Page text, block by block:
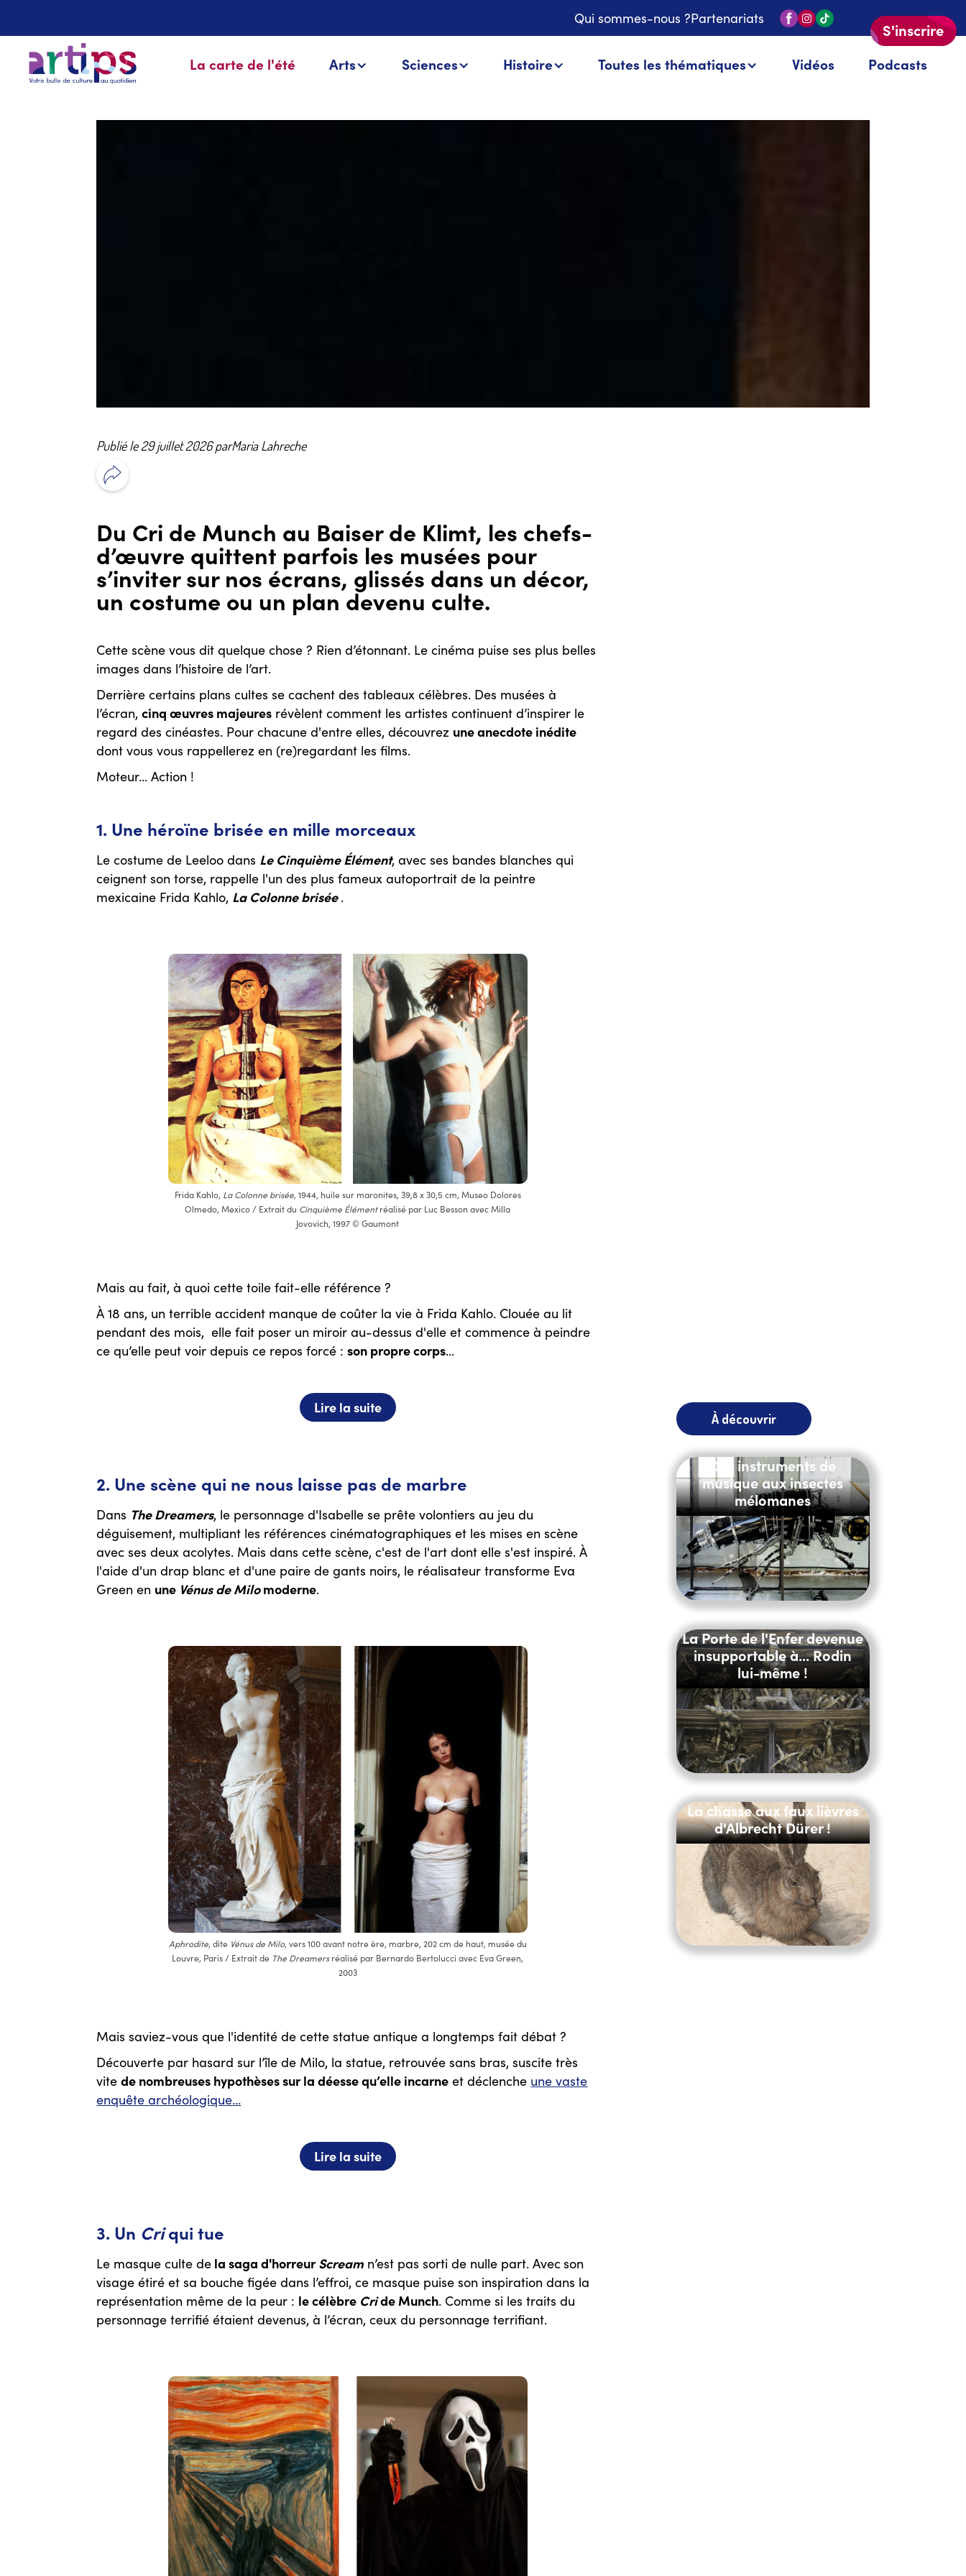
Qui sommes-nous ?Partenariats
La carte de l'été Arts Sciences Histoire Toutes les thématiques Vidéos Podcasts
S'inscrire
Publié le 29 juillet 2026 parMaria Lahreche
Du Cri de Munch au Baiser de Klimt, les chefs-
d’œuvre quittent parfois les musées pour
s’inviter sur nos écrans, glissés dans un décor,
un costume ou un plan devenu culte.
Cette scène vous dit quelque chose ? Rien d’étonnant. Le cinéma puise ses plus belles
images dans l’histoire de l’art.
Derrière certains plans cultes se cachent des tableaux célèbres. Des musées à
l’écran,cinq œuvres majeures révèlent comment les artistes continuent d’inspirer le
regard des cinéastes. Pour chacune d'entre elles, découvrez une anecdote inédite
dont vous vous rappellerez en (re)regardant les films.
Moteur... Action !
1. Une héroïne brisée en mille morceaux
Le costume de Leeloo dans Le Cinquième Élément, avec ses bandes blanches qui
ceignent son torse, rappelle l'un des plus fameux autoportrait de la peintre
mexicaine Frida Kahlo, La Colonne brisée.
Frida Kahlo, La Colonne brisée, 1944, huile sur maronites, 39,8 x 30,5 cm, Museo Dolores
Olmedo, Mexico / Extrait du Cinquième Élémentréalisé par Luc Besson avec Milla
Jovovich, 1997 © Gaumont
Mais au fait, à quoi cette toile fait-elle référence ?
À 18 ans, un terrible accident manque de coûter la vie à Frida Kahlo. Clouée au lit
pendant des mois, elle fait poser un miroir au-dessus d'elle et commence à peindre
ce qu’elle peut voir depuis ce repos forcé :son propre corps...
Lire la suite
2. Une scène qui ne nous laisse pas de marbre
Dans The Dreamers, le personnage d'Isabelle se prête volontiers au jeu du
déguisement, multipliant les références cinématographiques et les mises en scène
avec ses deux acolytes. Mais dans cette scène, c'est de l'art dont elle s'est inspiré. À
l'aide d'un drap blanc et d'une paire de gants noirs, le réalisateur transforme Eva
Green en une Vénus de Milomoderne.
Aphrodite, dite Vénus de Milo, vers 100 avant notre ère, marbre, 202 cm de haut, musée du
Louvre, Paris / Extrait de The Dreamersréalisé par Bernardo Bertolucci avec Eva Green,
2003
Mais saviez-vous que l'identité de cette statue antique a longtemps fait débat ?
Découverte par hasard sur l’île de Milo, la statue, retrouvée sans bras, suscite très
vitede nombreuses hypothèses sur la déesse qu’elle incarne et déclenche une vaste
enquête archéologique...
Lire la suite
3. Un Criqui tue
Le masque culte de la saga d'horreurScream n’est pas sorti de nulle part. Avecson
visage étiré et sa bouche figée dans l’effroi, ce masque puise son inspiration dans la
représentation même de la peur : le célèbre Cride Munch. Comme si les traits du
personnage terrifié étaient devenus, à l’écran, ceux du personnage terrifiant.
À découvrir
Des instruments de
musique aux insectes
mélomanes
La Porte de l'Enfer devenue
insupportable à... Rodin
lui-même !
La chasse aux faux lièvres
d'Albrecht Dürer !